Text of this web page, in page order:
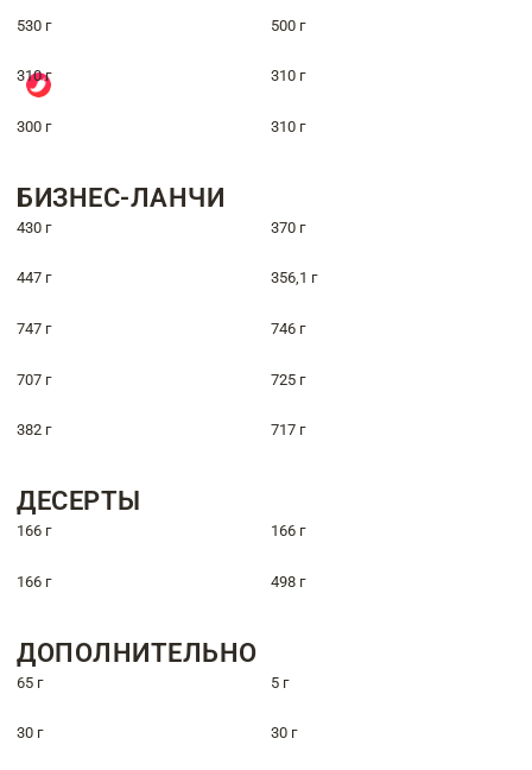
530 г 500 г
310 г 310 г
300 г 310 г
БИЗНЕС-ЛАНЧИ
430 г 370 г
447 г 356,1 г
747 г 746 г
707 г 725 г
382 г 717 г
ДЕСЕРТЫ
166 г 166 г
166 г 498 г
ДОПОЛНИТЕЛЬНО
65 г 5 г
30 г 30 г